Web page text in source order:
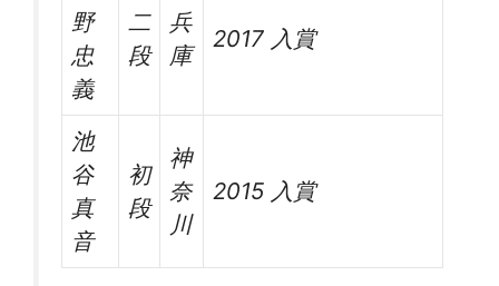
野
忠
義
二
段
兵
庫
2017 入賞
池
谷
真
音
初
段
神
奈
川
2015 入賞